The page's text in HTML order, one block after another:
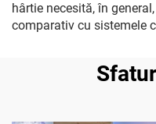
hârtie necesită, în
comparativ cu sistemele